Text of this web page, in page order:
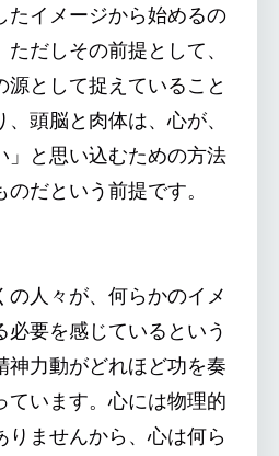
たイメージから始めるの
だしその前提として、
として捉えていること
頭脳と肉体は、心が、
」と思い込むための方法
だという前提です。
の人々が、何らかのイメ
要を感じているという
神力動がどれほど功を奏
ています。心には物理的
りませんから、心は何ら